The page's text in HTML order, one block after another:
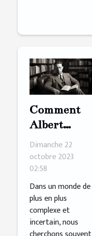
Comment
Albert
Camus
inspire les
jeunes
générations
à
réinventer
le monde
Dimanche 22
octobre 2023
02:58
Dans un monde de
plus en plus
complexe et
incertain, nous